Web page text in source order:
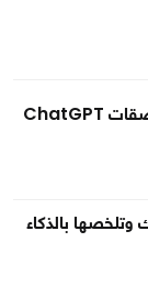
وداعًا للطريقة اليدوية | ميزة ملصقات ChatGPT
بالذكاء